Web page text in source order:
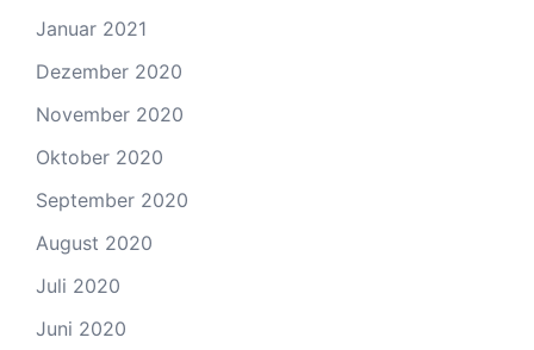
Januar 2021
Dezember 2020
November 2020
Oktober 2020
September 2020
August 2020
Juli 2020
Juni 2020